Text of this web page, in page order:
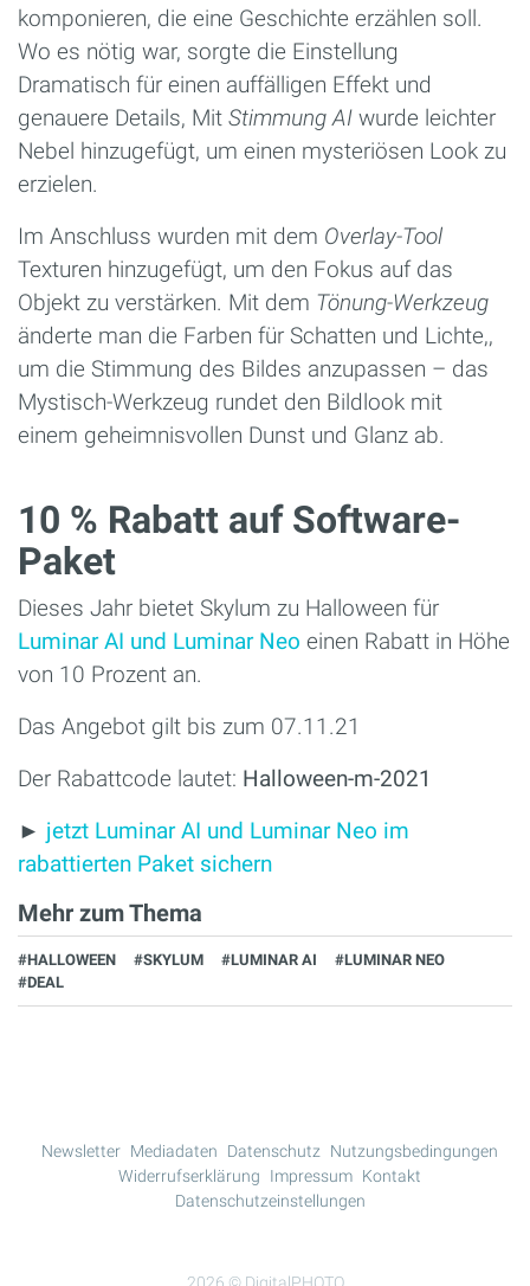
komponieren, die eine Geschichte erzählen soll.
Wo es nötig war, sorgte die Einstellung
Dramatisch für einen auffälligen Effekt und
genauere Details, Mit Stimmung AI wurde leichter
Nebel hinzugefügt, um einen mysteriösen Look zu
erzielen.
Im Anschluss wurden mit dem Overlay-Tool
Texturen hinzugefügt, um den Fokus auf das
Objekt zu verstärken. Mit dem Tönung-Werkzeug
änderte man die Farben für Schatten und Lichte,,
um die Stimmung des Bildes anzupassen – das
Mystisch-Werkzeug rundet den Bildlook mit
einem geheimnisvollen Dunst und Glanz ab.
10 % Rabatt auf Software-
Paket
Dieses Jahr bietet Skylum zu Halloween für
Luminar AI und Luminar Neo einen Rabatt in Höhe
von 10 Prozent an.
Das Angebot gilt bis zum 07.11.21
Der Rabattcode lautet: Halloween-m-2021
► jetzt Luminar AI und Luminar Neo im
rabattierten Paket sichern
Mehr zum Thema
#HALLOWEEN #SKYLUM #LUMINAR AI
#LUMINAR NEO
#DEAL
2026 © DigitalPHOTO
Newsletter Mediadaten Datenschutz
Nutzungsbedingungen
Widerrufserklärung
Impressum Kontakt
Datenschutzeinstellungen